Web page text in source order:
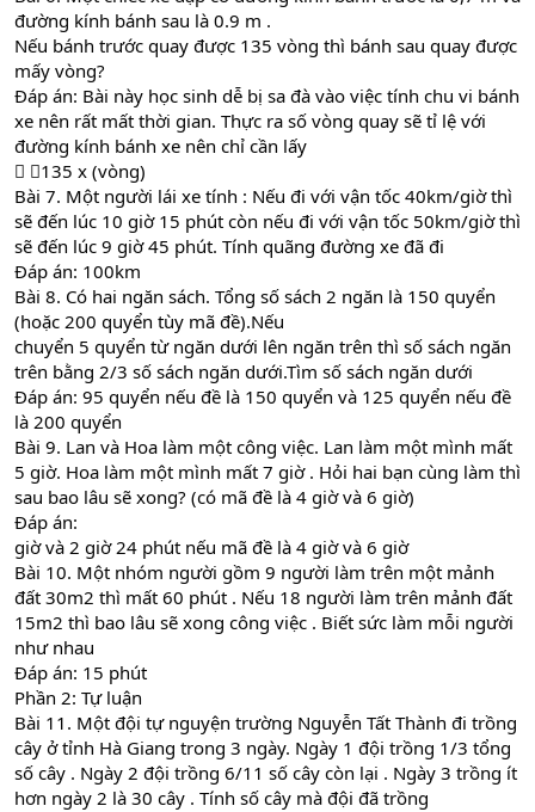
đường kính bánh sau là 0.9 m .
Nếu bánh trước quay được 135 vòng thì bánh sau quay được
mấy vòng?
Đáp án: Bài này học sinh dễ bị sa đà vào việc tính chu vi bánh
xe nên rất mất thời gian. Thực ra số vòng quay sẽ tỉ lệ với
đường kính bánh xe nên chỉ cần lấy
 135 x (vòng)
Bài 7. Một người lái xe tính : Nếu đi với vận tốc 40km/giờ thì
sẽ đến lúc 10 giờ 15 phút còn nếu đi với vận tốc 50km/giờ thì
sẽ đến lúc 9 giờ 45 phút. Tính quãng đường xe đã đi
Đáp án: 100km
Bài 8. Có hai ngăn sách. Tổng số sách 2 ngăn là 150 quyển
(hoặc 200 quyển tùy mã đề).Nếu
chuyển 5 quyển từ ngăn dưới lên ngăn trên thì số sách ngăn
trên bằng 2/3 số sách ngăn dưới.Tìm số sách ngăn dưới
Đáp án: 95 quyển nếu đề là 150 quyển và 125 quyển nếu đề
là 200 quyển
Bài 9. Lan và Hoa làm một công việc. Lan làm một mình mất
5 giờ. Hoa làm một mình mất 7 giờ . Hỏi hai bạn cùng làm thì
sau bao lâu sẽ xong? (có mã đề là 4 giờ và 6 giờ)
Đáp án:
giờ và 2 giờ 24 phút nếu mã đề là 4 giờ và 6 giờ
Bài 10. Một nhóm người gồm 9 người làm trên một mảnh
đất 30m2 thì mất 60 phút . Nếu 18 người làm trên mảnh đất
15m2 thì bao lâu sẽ xong công việc . Biết sức làm mỗi người
như nhau
Đáp án: 15 phút
Phần 2: Tự luận
Bài 11. Một đội tự nguyện trường Nguyễn Tất Thành đi trồng
cây ở tỉnh Hà Giang trong 3 ngày. Ngày 1 đội trồng 1/3 tổng
số cây . Ngày 2 đội trồng 6/11 số cây còn lại . Ngày 3 trồng ít
hơn ngày 2 là 30 cây . Tính số cây mà đội đã trồng